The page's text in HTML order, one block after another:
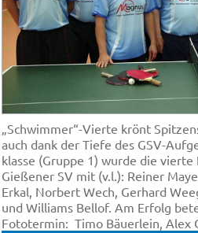
„Schwim­mer“-Vier­te krönt
auch dank der Tie­fe des GSV-
klas­se (Grup­pe 1) wur­de die
Gie­ße­ner SV mit (v.l.): Rei­ner
Er­kal, Nor­bert Wech, Ge­rhard
und Wil­li­ams Bel­lof. Am Erfolg
Fototermin: Ti­mo Bäu­er­lein, Alex